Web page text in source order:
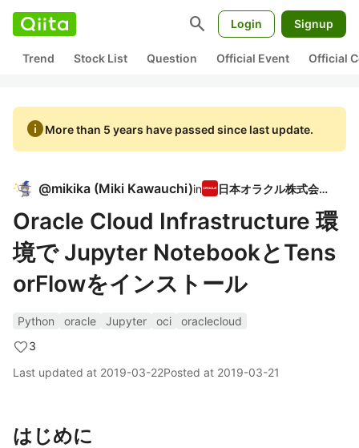
search Login Signup
Trend Stock List Question Official Event Official
infoMore than 5 years have passed since last update.
@mikika (Miki Kawauchi)in 日本オラクル株式会社
Oracle Cloud Infrastructure 環
境で Jupyter NotebookとTens
orFlowをインストール
Python oracle Jupyter oci
oraclecloud
3
Last updated at 2019-03-22Posted at 2019-03-21
はじめに